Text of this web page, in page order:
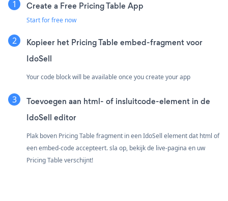
Create a Free Pricing Table App
Start for free now
Kopieer het Pricing Table embed-fragment voor
IdoSell
Your code block will be available once you create your app
Toevoegen aan html- of insluitcode-element in de
IdoSell editor
Plak boven Pricing Table fragment in een IdoSell element dat html of
een embed-code accepteert. sla op, bekijk de live-pagina en uw
Pricing Table verschijnt!